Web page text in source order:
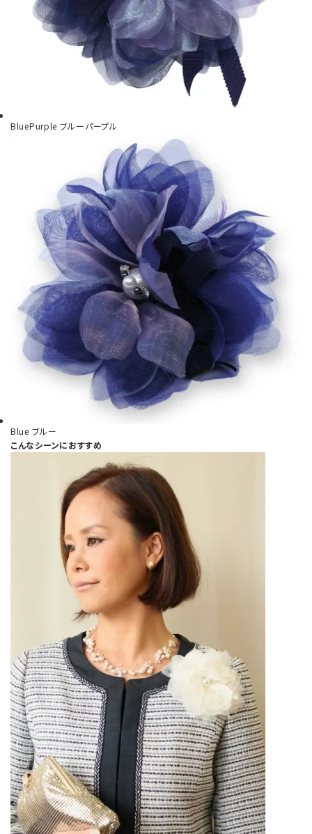
BluePurple ブルーパープル
Blue ブルー
こんなシーンにおすすめ